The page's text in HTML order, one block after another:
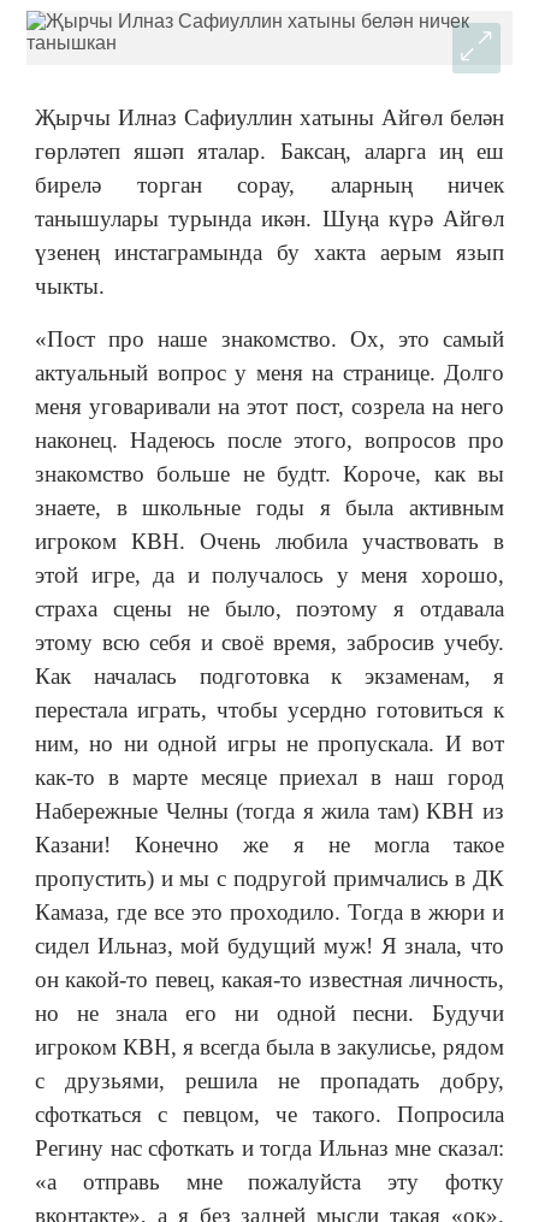
Җырчы Илназ Сафиуллин хатыны Айгөл белән
гөрләтеп яшәп яталар. Баксаң, аларга иң еш
бирелә торган сорау, аларның ничек
танышулары турында икән. Шуңа күрә Айгөл
үзенең инстаграмында бу хакта аерым язып
чыкты.
«Пост про наше знакомство. Ох, это самый
актуальный вопрос у меня на странице. Долго
меня уговаривали на этот пост, созрела на него
наконец. Надеюсь после этого, вопросов про
знакомство больше не будtт. Короче, как вы
знаете, в школьные годы я была активным
игроком КВН. Очень любила участвовать в
этой игре, да и получалось у меня хорошо,
страха сцены не было, поэтому я отдавала
этому всю себя и своё время, забросив учебу.
Как началась подготовка к экзаменам, я
перестала играть, чтобы усердно готовиться к
ним, но ни одной игры не пропускала. И вот
как-то в марте месяце приехал в наш город
Набережные Челны (тогда я жила там) КВН из
Казани! Конечно же я не могла такое
пропустить) и мы с подругой примчались в ДК
Камаза, где все это проходило. Тогда в жюри и
сидел Ильназ, мой будущий муж! Я знала, что
он какой-то певец, какая-то известная личность,
но не знала его ни одной песни. Будучи
игроком КВН, я всегда была в закулисье, рядом
с друзьями, решила не пропадать добру,
сфоткаться с певцом, че такого. Попросила
Регину нас сфоткать и тогда Ильназ мне сказал:
«а отправь мне пожалуйста эту фотку
вконтакте», а я без задней мысли такая «ок».